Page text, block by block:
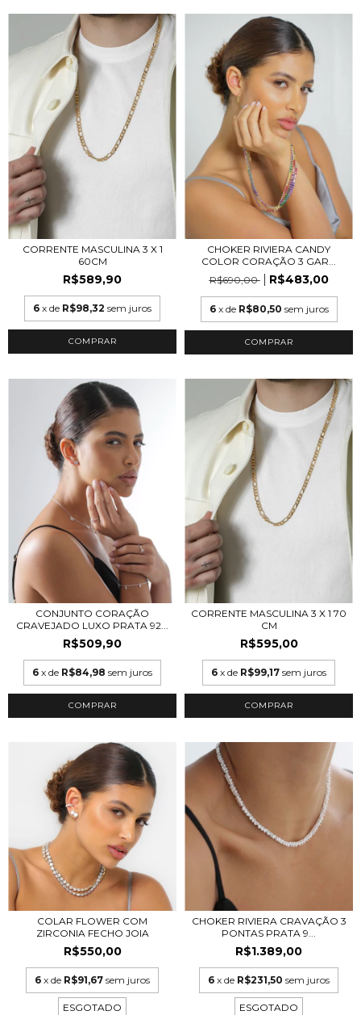
CORRENTE MASCULINA 3 X 1
60CM
R$589,90
6 x de R$98,32 sem juros
COMPRAR
CHOKER RIVIERA CANDY
COLOR CORAÇÃO 3 GAR...
R$690,00
R$483,00
6 x de R$80,50 sem juros
COMPRAR
CONJUNTO CORAÇÃO
CRAVEJADO LUXO PRATA 92...
R$509,90
6 x de R$84,98 sem juros
CORRENTE MASCULINA 3 X 1 70
CM
R$595,00
6 x de R$99,17 sem juros
COMPRAR
COLAR FLOWER COM
ZIRCONIA FECHO JOIA
R$550,00
6 x de R$91,67 sem juros
ESGOTADO
CHOKER RIVIERA CRAVAÇÃO 3
PONTAS PRATA 9...
R$1.389,00
6 x de R$231,50 sem juros
ESGOTADO